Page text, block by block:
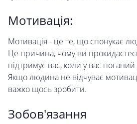
Мотивація:
Мотивація - це те, що спонукає
Це причина, чому ви
підтримує вас, коли у вас
Якщо людина не відчуває
важко щось зробити.
Зобов'язання